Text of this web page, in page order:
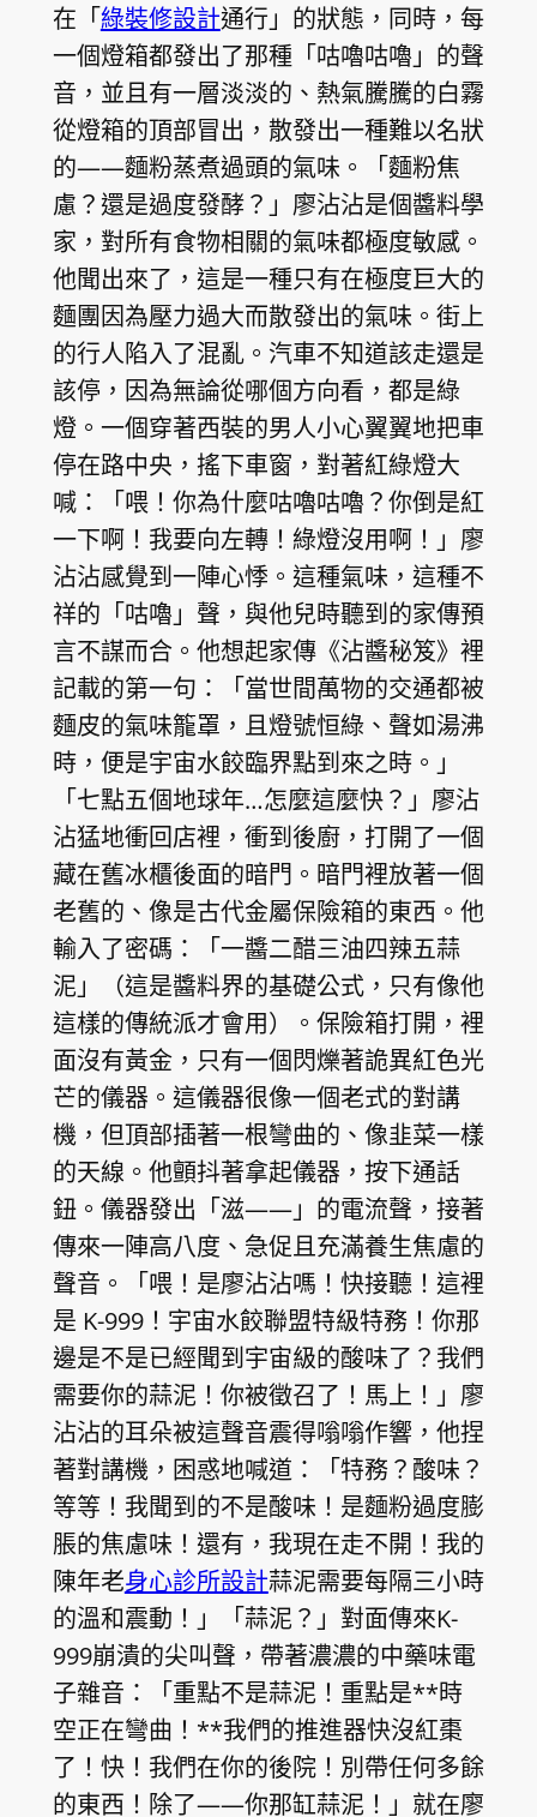
在「綠裝修設計通行」的狀態，同時，每
一個燈箱都發出了那種「咕嚕咕嚕」的聲
音，並且有一層淡淡的、熱氣騰騰的白霧
從燈箱的頂部冒出，散發出一種難以名狀
的——麵粉蒸煮過頭的氣味。「麵粉焦
慮？還是過度發酵？」廖沾沾是個醬料學
家，對所有食物相關的氣味都極度敏感。
他聞出來了，這是一種只有在極度巨大的
麵團因為壓力過大而散發出的氣味。街上
的行人陷入了混亂。汽車不知道該走還是
該停，因為無論從哪個方向看，都是綠
燈。一個穿著西裝的男人小心翼翼地把車
停在路中央，搖下車窗，對著紅綠燈大
喊：「喂！你為什麼咕嚕咕嚕？你倒是紅
一下啊！我要向左轉！綠燈沒用啊！」廖
沾沾感覺到一陣心悸。這種氣味，這種不
祥的「咕嚕」聲，與他兒時聽到的家傳預
言不謀而合。他想起家傳《沾醬秘笈》裡
記載的第一句：「當世間萬物的交通都被
麵皮的氣味籠罩，且燈號恒綠、聲如湯沸
時，便是宇宙水餃臨界點到來之時。」
「七點五個地球年…怎麼這麼快？」廖沾
沾猛地衝回店裡，衝到後廚，打開了一個
藏在舊冰櫃後面的暗門。暗門裡放著一個
老舊的、像是古代金屬保險箱的東西。他
輸入了密碼：「一醬二醋三油四辣五蒜
泥」（這是醬料界的基礎公式，只有像他
這樣的傳統派才會用）。保險箱打開，裡
面沒有黃金，只有一個閃爍著詭異紅色光
芒的儀器。這儀器很像一個老式的對講
機，但頂部插著一根彎曲的、像韭菜一樣
的天線。他顫抖著拿起儀器，按下通話
鈕。儀器發出「滋——」的電流聲，接著
傳來一陣高八度、急促且充滿養生焦慮的
聲音。「喂！是廖沾沾嗎！快接聽！這裡
是 K-999！宇宙水餃聯盟特級特務！你那
邊是不是已經聞到宇宙級的酸味了？我們
需要你的蒜泥！你被徵召了！馬上！」廖
沾沾的耳朵被這聲音震得嗡嗡作響，他捏
著對講機，困惑地喊道：「特務？酸味？
等等！我聞到的不是酸味！是麵粉過度膨
脹的焦慮味！還有，我現在走不開！我的
陳年老身心診所設計蒜泥需要每隔三小時
的溫和震動！」「蒜泥？」對面傳來K-
999崩潰的尖叫聲，帶著濃濃的中藥味電
子雜音：「重點不是蒜泥！重點是**時
空正在彎曲！**我們的推進器快沒紅棗
了！快！我們在你的後院！別帶任何多餘
的東西！除了——你那缸蒜泥！」就在廖